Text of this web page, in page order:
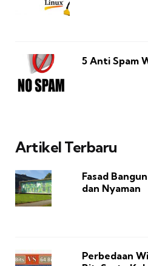
5 Anti Spam
Artikel Terbaru
Fasad
dan Nyaman
Perbedaan